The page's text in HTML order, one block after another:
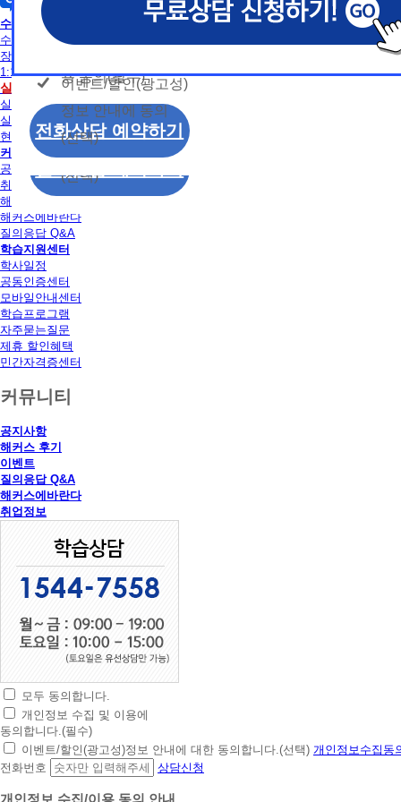
수강신청
수강신청
장바구니
1:1 문의
실습
수강신청
실습안내
실습장소 알아보기
현재 모집중인 실습일정
커뮤니티
공지사항
취업정보
해커스 후기
해커스에바란다
질의응답 Q&A
학습지원센터
학사일정
공동인증센터
모바일안내센터
학습프로그램
자주묻는질문
제휴 할인혜택
민간자격증센터
커뮤니티
공지사항
해커스 후기
이벤트
질의응답 Q&A
해커스에바란다
취업정보
초
간
편
상
담
모두 동의합니다.
개인정보 수집 및 이용에
동의합니다.(필수)
이벤트/할인(광고성)정보 안내에 대한 동의합니다.(선택) 개인정보수집동
전화번호
상담신청
개인정보 수집/이용
동의
개인정보 수집 및 이
용 동의(필수)
이벤트/할인(광고성)
정보 안내에 동의
(선택)
모두 동의합니다.
개인정보 수집 및 이
용 동의(필수)
이벤트/할인(광고성)
정보 안내에 동의
(선택)
전화상담 예약하기
신상품이나 이벤트, 최신 정보 안내 등 신청자의 취
는 최적의 서비스를 제공하기 위함.
(해커스교육그룹: 해커스인강, 해커스프랩, 해커스톡, 해커스
커스일본어, 해커스잡, 해커스금융, 해커스임용, 해커스공무
찰, 해커스소방, 해커스공인중개사, 해커스주택관리사, 해커스
2. (필수)이름, 휴대폰번호, 상담내용
(선택) 제출된 상담 문의 내용, 전화상담 과정에서 이용자가 상
3. 개인정보 보유/이용 기간: 법령상 정하는 경우
나 상담 시로부터 3년 이내 탈퇴하는 자의 경우, 소
만 또는 분쟁처리를 위해 3년간 보관합니다.
4. 신청자는 개인정보 수집·이용을 거부할 수 있습니다. 단,
에는 상담 신청이 제한됩니다.
신상품이나 이벤트, 최신 정보 안내 등 신청자의 취
는 최적의 서비스를 제공하기 위함.
(해커스교육그룹: 해커스인강, 해커스프랩, 해커스톡, 해커스
커스일본어, 해커스잡, 해커스금융, 해커스임용, 해커스공무
찰, 해커스소방, 해커스공인중개사, 해커스주택관리사, 해커스
2. (필수)이름, 휴대폰번호, 상담내용
(선택) 제출된 상담 문의 내용, 전화상담 과정에서 이용자가 상
3. 개인정보 보유/이용 기간: 법령상 정하는 경우
나 상담 시로부터 3년 이내 탈퇴하는 자의 경우, 소
만 또는 분쟁처리를 위해 3년간 보관합니다.
4. 신청자는 개인정보 수집·이용을 거부할 수 있습니다. 단,
에는 상담 신청이 제한됩니다.
신상품이나 이벤트, 최신 정보 안내 등 신청자의 취
는 최적의 서비스를 제공하기 위함.
(해커스교육그룹: 해커스인강, 해커스프랩, 해커스톡, 해커스
커스일본어, 해커스잡, 해커스금융, 해커스임용, 해커스공무
찰, 해커스소방, 해커스공인중개사, 해커스주택관리사, 해커스
2. (필수)이름, 휴대폰번호, 상담내용
(선택) 제출된 상담 문의 내용, 전화상담 과정에서 이용자가 상
3. 개인정보 보유/이용 기간: 법령상 정하는 경우
나 상담 시로부터 3년 이내 탈퇴하는 자의 경우, 소
만 또는 분쟁처리를 위해 3년간 보관합니다.
4. 신청자는 개인정보 수집·이용을 거부할 수 있습니다. 단,
에는 상담 신청이 제한됩니다.